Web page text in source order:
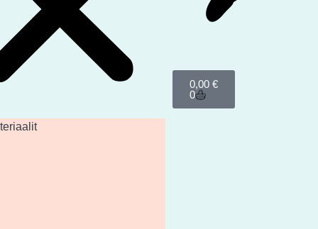
0,00 €
0